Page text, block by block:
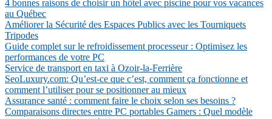
4 bonnes raisons de choisir un hôtel avec piscine pour vos vacances
au Québec
Améliorer la Sécurité des Espaces Publics avec les Tourniquets
Tripodes
Guide complet sur le refroidissement processeur : Optimisez les
performances de votre PC
Service de transport en taxi à Ozoir-la-Ferrière
SeoLuxury.com: Qu’est-ce que c’est, comment ça fonctionne et
comment l’utiliser pour se positionner au mieux
Assurance santé : comment faire le choix selon ses besoins ?
Comparaisons directes entre PC portables Gamers : Quel modèle